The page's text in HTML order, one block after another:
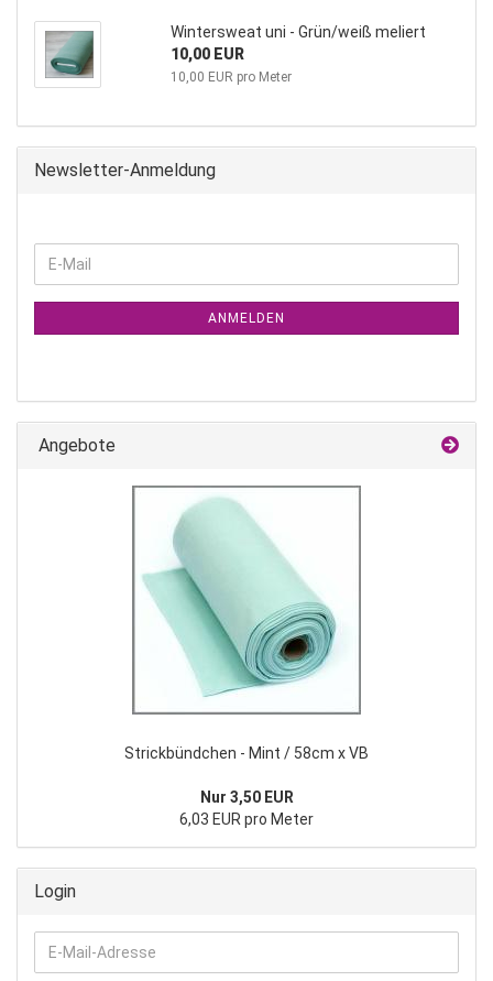
Wintersweat uni - Grün/weiß meliert
10,00 EUR
10,00 EUR pro Meter
Newsletter-Anmeldung
ZUR
E-
Mail
ANMELDEN
Angebote
Strickbündchen - Mint / 58cm x VB
Nur 3,50 EUR
6,03 EUR pro Meter
Login
E-
Mail-